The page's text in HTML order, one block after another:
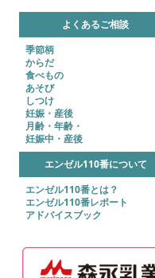
よくあるご相談
季節柄
からだ
食べもの
あそび
しつけ
妊娠・産後
月齢・年齢・
妊娠中・産後
エンゼル110番について
エンゼル110番とは？
エンゼル110番レポート
アドバイスブック